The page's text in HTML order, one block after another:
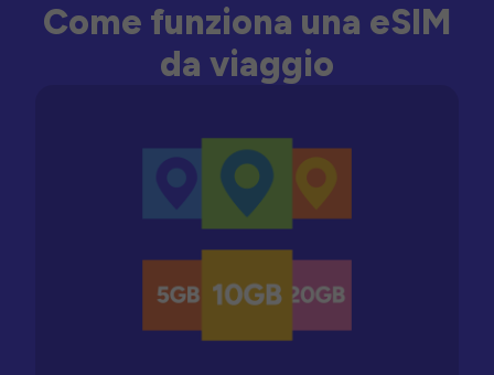
Come funziona una eSIM
da viaggio